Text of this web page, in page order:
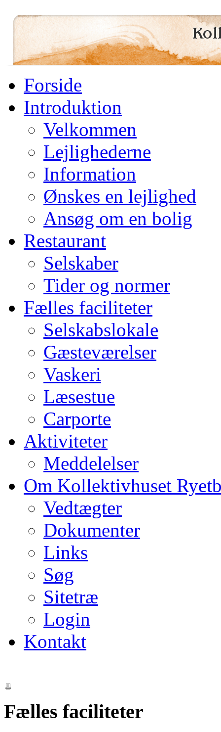
Forside
Introduktion
Velkommen
Lejlighederne
Information
Ønskes en lejlighed
Ansøg om en bolig
Restaurant
Selskaber
Tider og normer
Fælles faciliteter
Selskabslokale
Gæsteværelser
Vaskeri
Læsestue
Carporte
Aktiviteter
Meddelelser
Om Kollektivhuset
Vedtægter
Dokumenter
Links
Søg
Sitetræ
Login
Kontakt
Fælles faciliteter